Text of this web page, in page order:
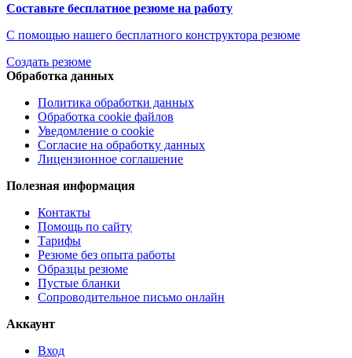
Составьте бесплатное резюме на работу
С помощью нашего бесплатного конструктора резюме
Создать резюме
Обработка данных
Политика обработки данных
Обработка cookie файлов
Уведомление о cookie
Согласие на обработку данных
Лицензионное соглашение
Полезная информация
Контакты
Помощь по сайту
Тарифы
Резюме без опыта работы
Образцы резюме
Пустые бланки
Сопроводительное письмо онлайн
Аккаунт
Вход